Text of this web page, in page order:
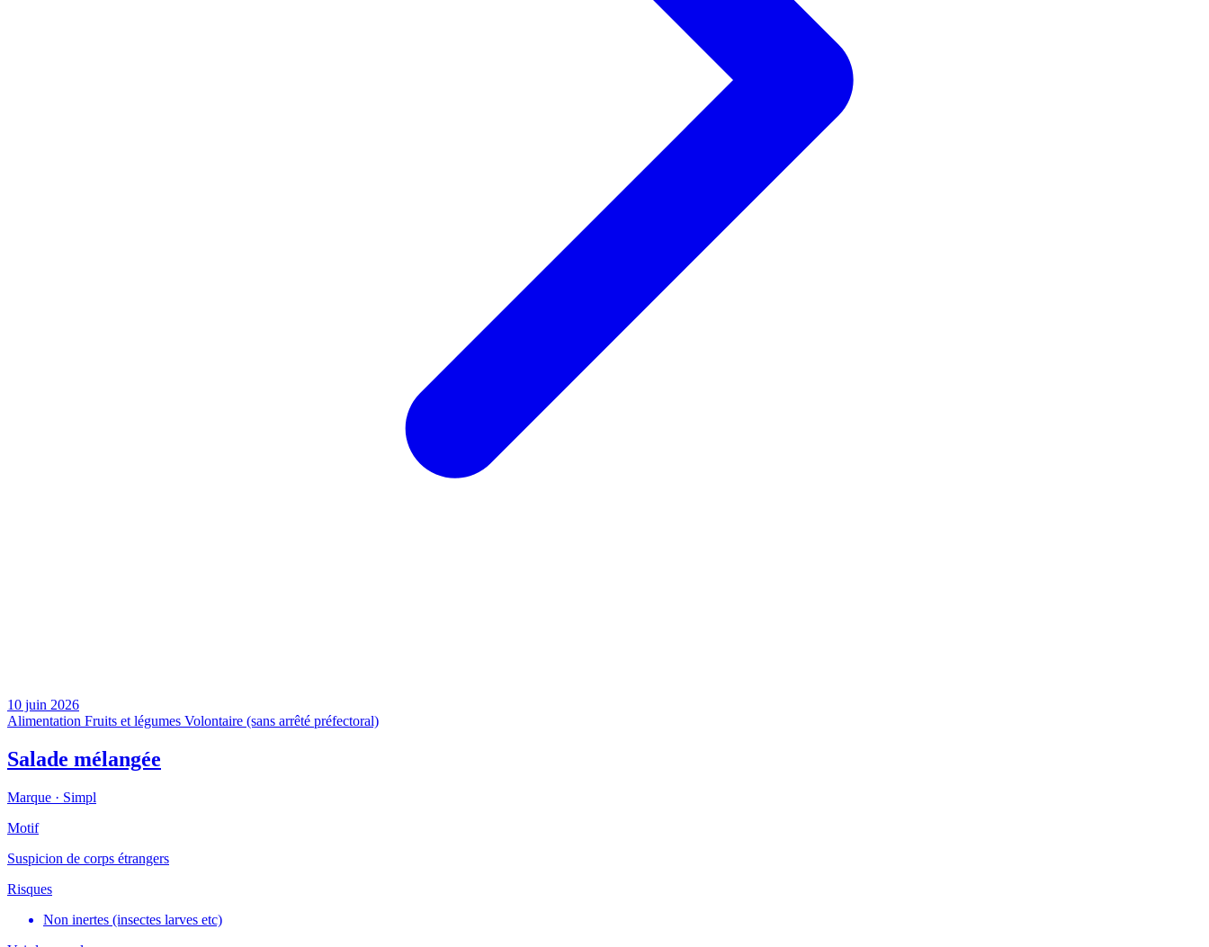
10 juin 2026
Alimentation Fruits et légumes Volontaire (sans arrêté préfectoral)
Salade mélangée
Marque · Simpl
Motif
Suspicion de corps étrangers
Risques
Non inertes (insectes larves etc)